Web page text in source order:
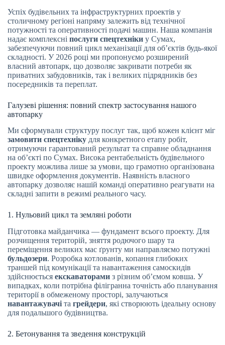
Успіх будівельних та інфраструктурних проектів у
столичному регіоні напряму залежить від технічної
потужності та оперативності подачі машин. Наша компанія
надає комплексні послуги спецтехніки у Сумах,
забезпечуючи повний цикл механізації для об’єктів будь-якої
складності. У 2026 році ми пропонуємо розширений
власний автопарк, що дозволяє закривати потреби як
приватних забудовників, так і великих підрядників без
посередників та переплат.
Галузеві рішення: повний спектр застосування нашого
автопарку
Ми сформували структуру послуг так, щоб кожен клієнт міг
замовити спецтехніку для конкретного етапу робіт,
отримуючи гарантований результат та справне обладнання
на об’єкті по Сумах. Висока рентабельність будівельного
проекту можлива лише за умови, що грамотно організована
швидке оформлення документів. Наявність власного
автопарку дозволяє нашій команді оперативно реагувати на
складні запити в режимі реального часу.
1. Нульовий цикл та земляні роботи
Підготовка майданчика — фундамент всього проекту. Для
розчищення територій, зняття родючого шару та
переміщення великих мас ґрунту ми направляємо потужні
бульдозери. Розробка котлованів, копання глибоких
траншей під комунікації та навантаження самоскидів
здійснюється екскаваторами з різним об’ємом ковша. У
випадках, коли потрібна філігранна точність або планування
території в обмеженому просторі, залучаються
навантажувачі та грейдери, які створюють ідеальну основу
для подальшого будівництва.
2. Бетонування та зведення конструкцій